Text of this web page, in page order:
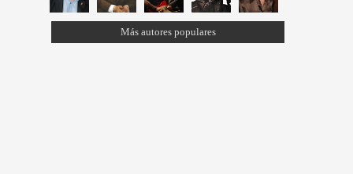
Más autores populares